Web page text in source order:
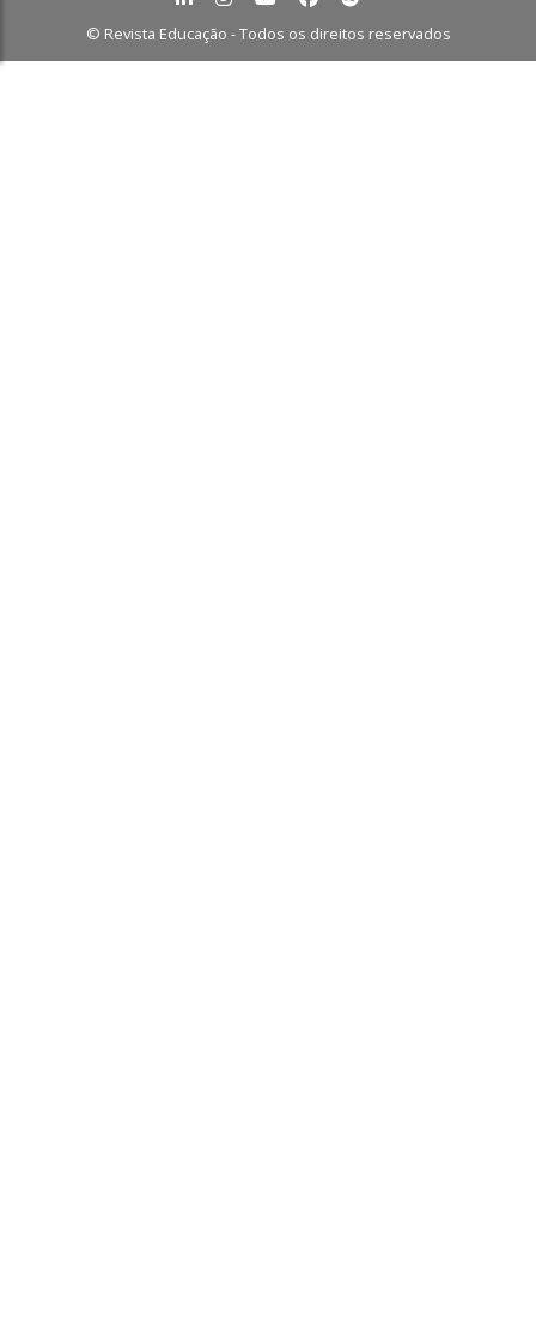
© Revista Educação - Todos os direitos reservados